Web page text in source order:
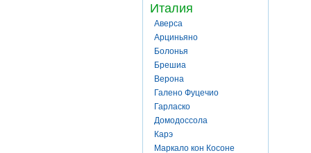
Италия
Аверса
Арциньяно
Болонья
Брешиа
Верона
Галено Фуцечио
Гарласко
Домодоссола
Карэ
Маркало кон Косоне